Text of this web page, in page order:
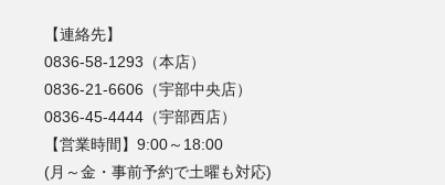
【連絡先】
0836-58-1293（本店）
0836-21-6606（宇部中央店）
0836-45-4444（宇部西店）
【営業時間】9:00～18:00
(月～金・事前予約で土曜も対応)